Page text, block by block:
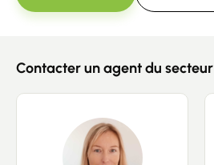
Contacter un agent du secteur